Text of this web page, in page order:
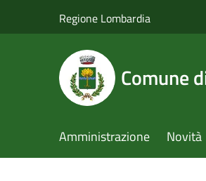
Regione Lombardia
Comune
Amministrazione Novità